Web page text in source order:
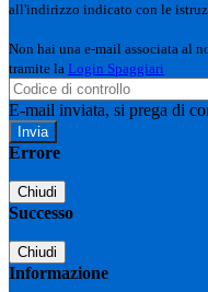
all'indirizzo indicato con le
Non hai una e-mail associata al
tramite la Login Spaggiari
E-mail inviata, si prega di
Errore
Chiudi
Successo
Chiudi
Informazione